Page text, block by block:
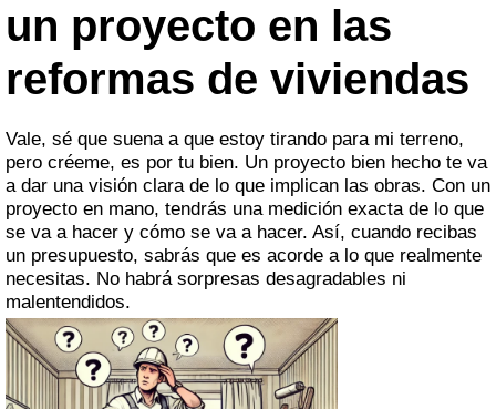
un proyecto en las
reformas de viviendas
Vale, sé que suena a que estoy tirando para mi terreno,
pero créeme, es por tu bien. Un proyecto bien hecho te va
a dar una visión clara de lo que implican las obras. Con un
proyecto en mano, tendrás una medición exacta de lo que
se va a hacer y cómo se va a hacer. Así, cuando recibas
un presupuesto, sabrás que es acorde a lo que realmente
necesitas. No habrá sorpresas desagradables ni
malentendidos.